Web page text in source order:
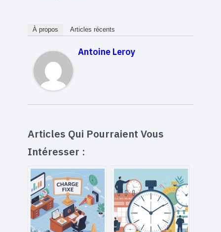
À propos Articles récents
Antoine Leroy
Articles Qui Pourraient Vous
Intéresser :